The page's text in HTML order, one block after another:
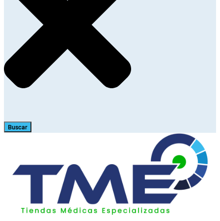
Buscar